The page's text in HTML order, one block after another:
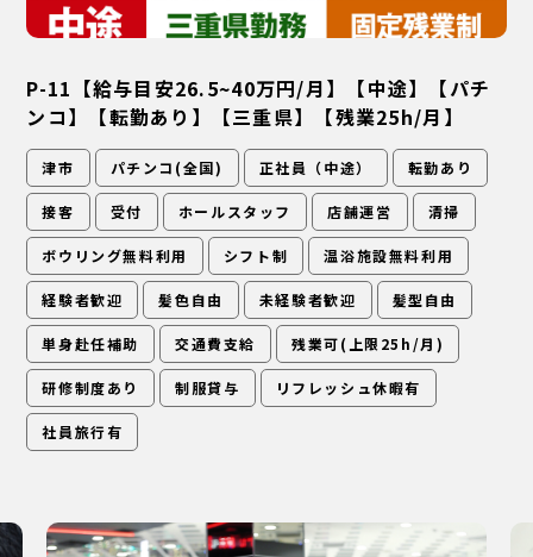
P-11【給与目安26.5~40万円/月】【中途】【パチ
ンコ】【転勤あり】【三重県】【残業25h/月】
津市 パチンコ(全国) 正社員（中途） 転勤あり
接客 受付 ホールスタッフ 店舗運営 清掃
ボウリング無料利用 シフト制 温浴施設無料利用
経験者歓迎 髪色自由 未経験者歓迎 髪型自由
単身赴任補助 交通費支給 残業可(上限25h/月)
研修制度あり 制服貸与 リフレッシュ休暇有
社員旅行有